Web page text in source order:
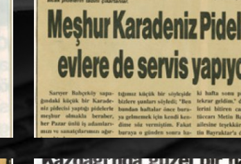
PİDELERİ
Evlere de servis yapıyor